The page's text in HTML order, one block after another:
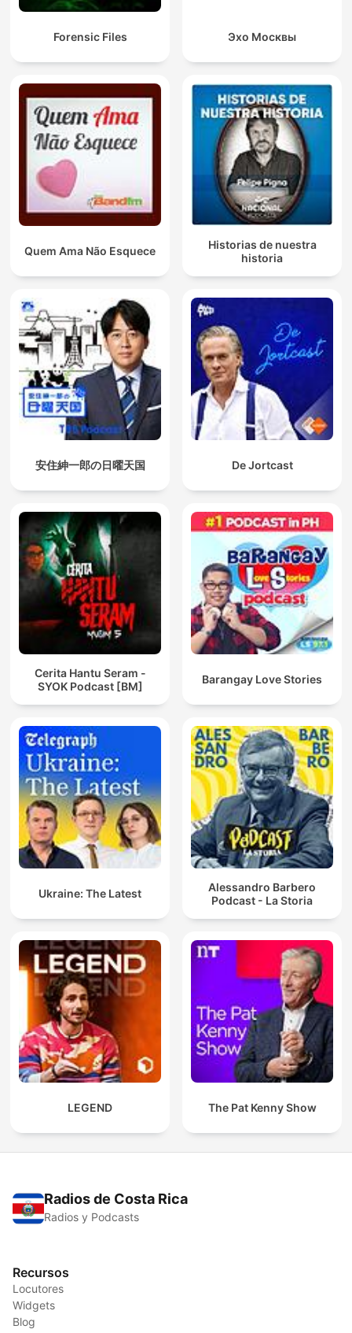
Forensic Files Эхо Москвы
Quem Ama Não Esquece
Historias de nuestra
historia
安住紳一郎の日曜天国 De Jortcast
Cerita Hantu Seram -
SYOK Podcast [BM]
Barangay Love Stories
Ukraine: The Latest
Alessandro Barbero
Podcast - La Storia
LEGEND The Pat Kenny Show
Radios de Costa Rica
Radios y Podcasts
Recursos
Locutores
Widgets
Blog